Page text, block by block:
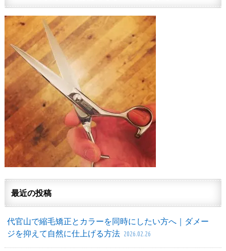
最近の投稿
代官山で縮毛矯正とカラーを同時にしたい方へ｜ダメー
ジを抑えて自然に仕上げる方法 2026.02.26